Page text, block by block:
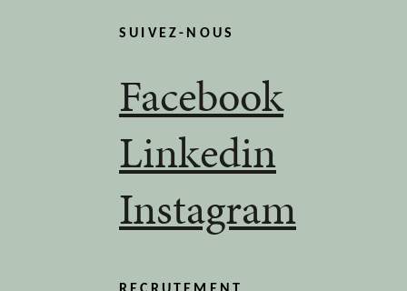
SUIVEZ-NOUS
Facebook
Linkedin
Instagram